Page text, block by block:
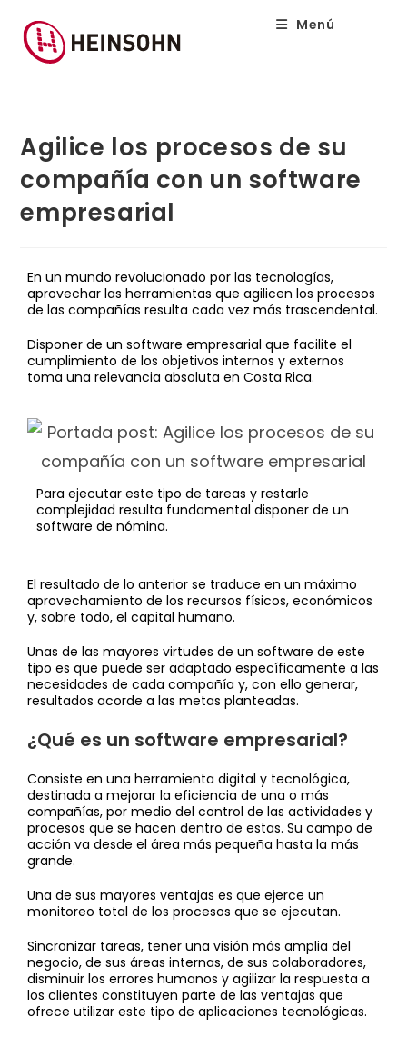
Menú
Agilice los procesos de su
compañía con un software
empresarial
En un mundo revolucionado por las tecnologías,
aprovechar las herramientas que agilicen los procesos
de las compañías resulta cada vez más trascendental.
Disponer de un software empresarial que facilite el
cumplimiento de los objetivos internos y externos
toma una relevancia absoluta en Costa Rica.
Para ejecutar este tipo de tareas y restarle
complejidad resulta fundamental disponer de un
software de nómina.
El resultado de lo anterior se traduce en un máximo
aprovechamiento de los recursos físicos, económicos
y, sobre todo, el capital humano.
Unas de las mayores virtudes de un software de este
tipo es que puede ser adaptado específicamente a las
necesidades de cada compañía y, con ello generar,
resultados acorde a las metas planteadas.
¿Qué es un software empresarial?
Consiste en una herramienta digital y tecnológica,
destinada a mejorar la eficiencia de una o más
compañías, por medio del control de las actividades y
procesos que se hacen dentro de estas. Su campo de
acción va desde el área más pequeña hasta la más
grande.
Una de sus mayores ventajas es que ejerce un
monitoreo total de los procesos que se ejecutan.
Sincronizar tareas, tener una visión más amplia del
negocio, de sus áreas internas, de sus colaboradores,
disminuir los errores humanos y agilizar la respuesta a
los clientes constituyen parte de las ventajas que
ofrece utilizar este tipo de aplicaciones tecnológicas.